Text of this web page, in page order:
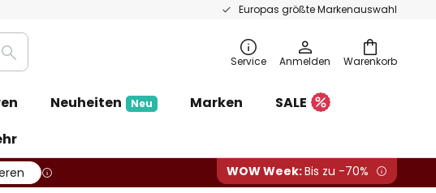
Europas größte Markenauswahl
Warenkorb
Suche Service Anmelden
Neuheiten Neu Marken
SALE
WOW Week:Bis zu -70%